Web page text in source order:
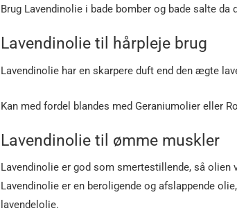
Brug Lavendinolie i bade bomber og bade salte
Lavendinolie til hårpleje brug
Lavendinolie har en skarpere duft end den ægte
Kan med fordel blandes med Geraniumolier eller
Lavendinolie til ømme muskler
Lavendinolie er god som smertestillende, så
Lavendinolie er en beroligende og afslappende
lavendelolie.